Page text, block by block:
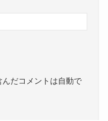
だコメントは自動で